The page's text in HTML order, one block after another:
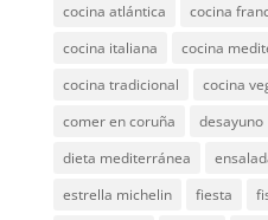
cocina atlántica
cocina
cocina italiana
cocina
cocina tradicional
cocina
comer en coruña
desayuno
dieta mediterránea
estrella michelin
fiesta